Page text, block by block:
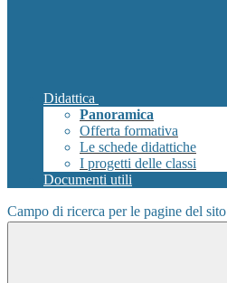
Didattica
Panoramica
Offerta formativa
Le schede didattiche
I progetti delle classi
Documenti utili
Campo di ricerca per le pagine del sito